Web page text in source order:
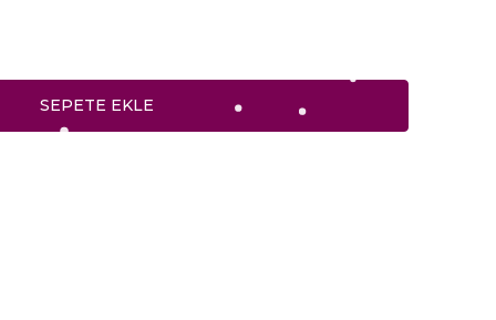
SEPETE EKLE